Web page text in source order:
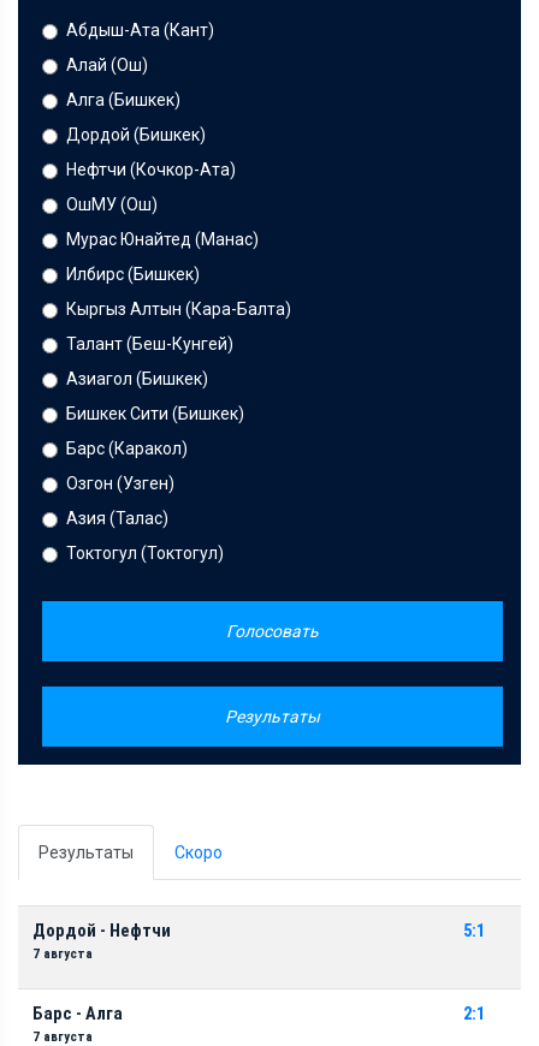
Абдыш-Ата (Кант)
Алай (Ош)
Алга (Бишкек)
Дордой (Бишкек)
Нефтчи (Кочкор-Ата)
ОшМУ (Ош)
Мурас Юнайтед (Манас)
Илбирс (Бишкек)
Кыргыз Алтын (Кара-Балта)
Талант (Беш-Кунгей)
Азиагол (Бишкек)
Бишкек Сити (Бишкек)
Барс (Каракол)
Озгон (Узген)
Азия (Талас)
Токтогул (Токтогул)
Голосовать
Результаты
Результаты Скоро
Дордой - Нефтчи
7 августа
5:1
Барс - Алга
7 августа
2:1